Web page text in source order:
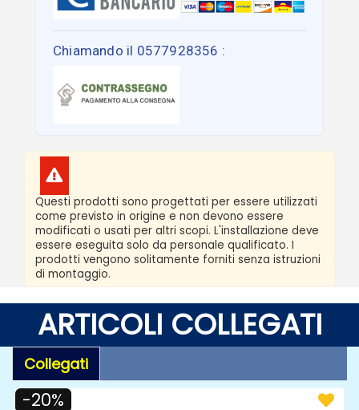
Chiamando il 0577928356 :
Questi prodotti sono progettati per essere utilizzati
come previsto in origine e non devono essere
modificati o usati per altri scopi. L'installazione deve
essere eseguita solo da personale qualificato. I
prodotti vengono solitamente forniti senza istruzioni
di montaggio.
ARTICOLI COLLEGATI
Collegati
-20%